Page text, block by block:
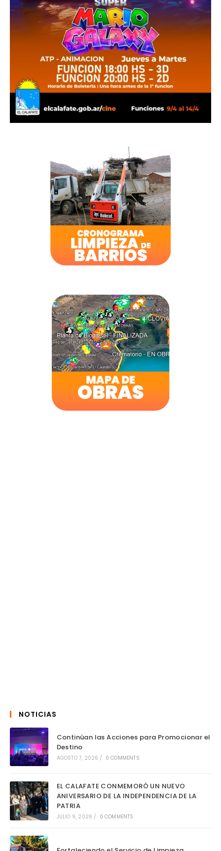
NOTICIAS
Continúan las Acciones para Promocionar el
Destino
AGOSTO 7, 2026 / 0 COMMENTS
EL CALAFATE CONMEMORÓ UN NUEVO
ANIVERSARIO DE LA INDEPENDENCIA DE LA
PATRIA
JULIO 9, 2026 / 0 COMMENTS